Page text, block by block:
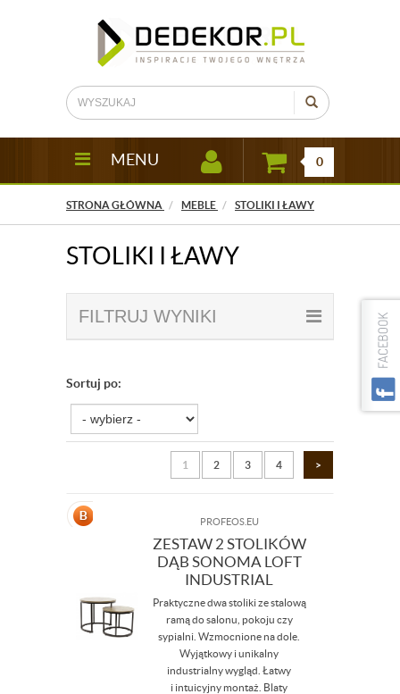
MENU 0
STRONA GŁÓWNA MEBLE STOLIKI I ŁAWY
STOLIKI I ŁAWY
FILTRUJ WYNIKI
Sortuj po:
1 2 3 4 >
PROFEOS.EU
ZESTAW 2 STOLIKÓW
DĄB SONOMA LOFT
INDUSTRIAL
Praktyczne dwa stoliki ze stalową
ramą do salonu, pokoju czy
sypialni. Wzmocnione na dole.
Wyjątkowy i unikalny
industrialny wygląd. Łatwy
i intuicyjny montaż. Blaty